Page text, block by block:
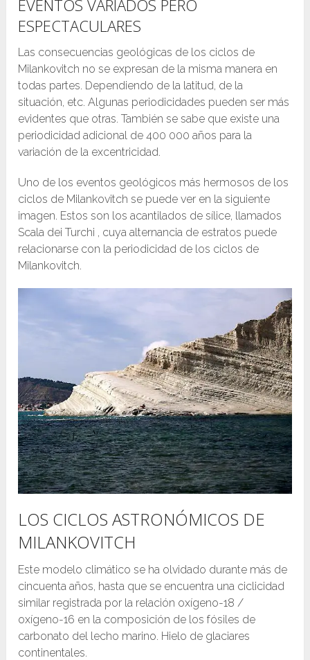
EVENTOS VARIADOS PERO
ESPECTACULARES
Las consecuencias geológicas de los ciclos de
Milankovitch no se expresan de la misma manera en
todas partes. Dependiendo de la latitud, de la
situación, etc. Algunas periodicidades pueden ser más
evidentes que otras. También se sabe que existe una
periodicidad adicional de 400 000 años para la
variación de la excentricidad.
Uno de los eventos geológicos más hermosos de los
ciclos de Milankovitch se puede ver en la siguiente
imagen. Estos son los acantilados de sílice, llamados
Scala dei Turchi , cuya alternancia de estratos puede
relacionarse con la periodicidad de los ciclos de
Milankovitch.
LOS CICLOS ASTRONÓMICOS DE
MILANKOVITCH
Este modelo climático se ha olvidado durante más de
cincuenta años, hasta que se encuentra una ciclicidad
similar registrada por la relación oxígeno-18 /
oxígeno-16 en la composición de los fósiles de
carbonato del lecho marino. Hielo de glaciares
continentales.